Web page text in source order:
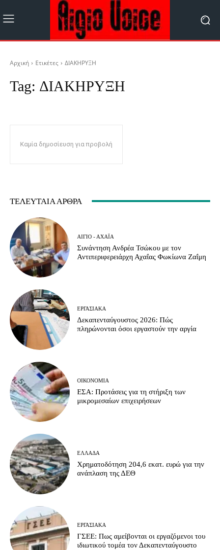
Αρχική Ετικέτες ΔΙΑΚΗΡΥΞΗ
Tag: ΔΙΑΚΗΡΥΞΗ
Καμία δημοσίευση για προβολή
ΤΕΛΕΥΤΑΊΑ ΆΡΘΡΑ
ΑΊΓΙΟ - ΑΧΑΪ́Α
Συνάντηση Ανδρέα Τσώκου με τον
Αντιπεριφερειάρχη Αχαΐας Φωκίωνα Ζαΐμη
ΕΡΓΑΣΙΑΚΆ
Δεκαπενταύγουστος 2026: Πώς
πληρώνονται όσοι εργαστούν την αργία
ΟΙΚΟΝΟΜΊΑ
ΕΣΑ: Προτάσεις για τη στήριξη των
μικρομεσαίων επιχειρήσεων
ΕΛΛΆΔΑ
Χρηματοδότηση 204,6 εκατ. ευρώ για την
ανάπλαση της ΔΕΘ
ΕΡΓΑΣΙΑΚΆ
ΓΣΕΕ: Πως αμείβονται οι εργαζόμενοι του
ιδιωτικού τομέα τον Δεκαπενταύγουστο